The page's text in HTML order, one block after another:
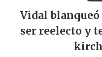
Vidal
ser reelecto y